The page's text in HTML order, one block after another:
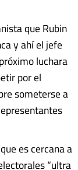
que Rubin
y ahí el jefe
luchara
por el
someterse a
es cercana a
“ultra